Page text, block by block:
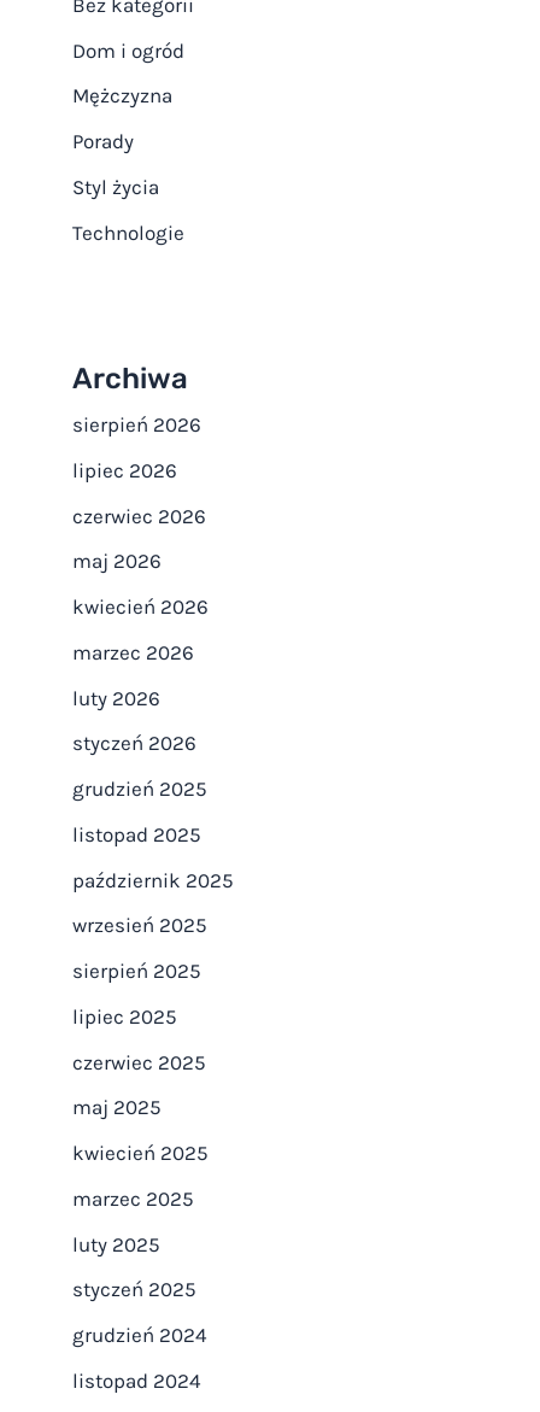
Dom i ogród
Mężczyzna
Porady
Styl życia
Technologie
Archiwa
sierpień 2026
lipiec 2026
czerwiec 2026
maj 2026
kwiecień 2026
marzec 2026
luty 2026
styczeń 2026
grudzień 2025
listopad 2025
październik 2025
wrzesień 2025
sierpień 2025
lipiec 2025
czerwiec 2025
maj 2025
kwiecień 2025
marzec 2025
luty 2025
styczeń 2025
grudzień 2024
listopad 2024